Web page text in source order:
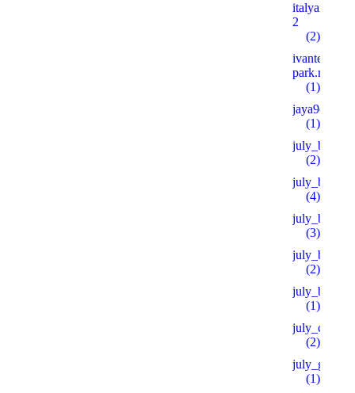
2
(2)
ivanteevka-
park.ru 600
(1)
jaya9casino
(1)
july_bh
(2)
july_bt
(4)
july_bt_s
(3)
july_btprod
(2)
july_by
(1)
july_ch
(2)
july_goo
(1)